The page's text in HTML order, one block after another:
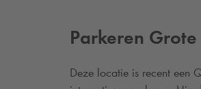
Parkeren
Deze locatie is recent een